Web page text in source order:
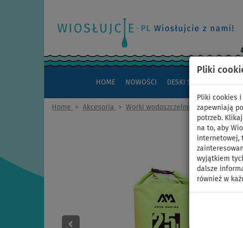
Pliki
Pliki cookies
zapewniają
potrzeb.
na to, aby
internetowej,
wyjątkiem
dalsze
również w
HOME NOWOŚCI DESKI SUP
Home > Akcesoria > Worki wodoszczelne >25 litrów